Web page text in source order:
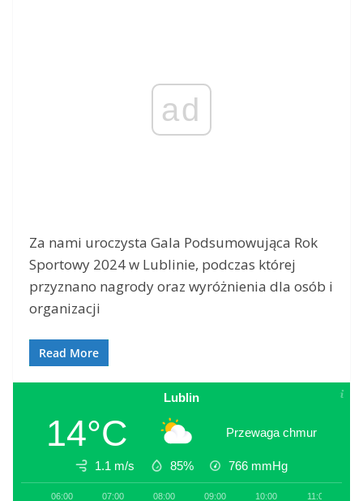
ad
Za nami uroczysta Gala Podsumowująca Rok
Sportowy 2024 w Lublinie, podczas której
przyznano nagrody oraz wyróżnienia dla osób i
organizacji
Read More
Lublin
14°C Przewaga chmur
1.1 m/s 85% 766 mmHg
06:00 07:00 08:00 09:00 10:00 11:00